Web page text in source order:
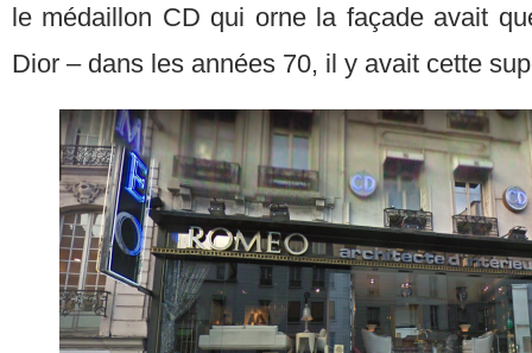
le médaillon CD qui orne la façade avait
Dior – dans les années 70, il y avait cette